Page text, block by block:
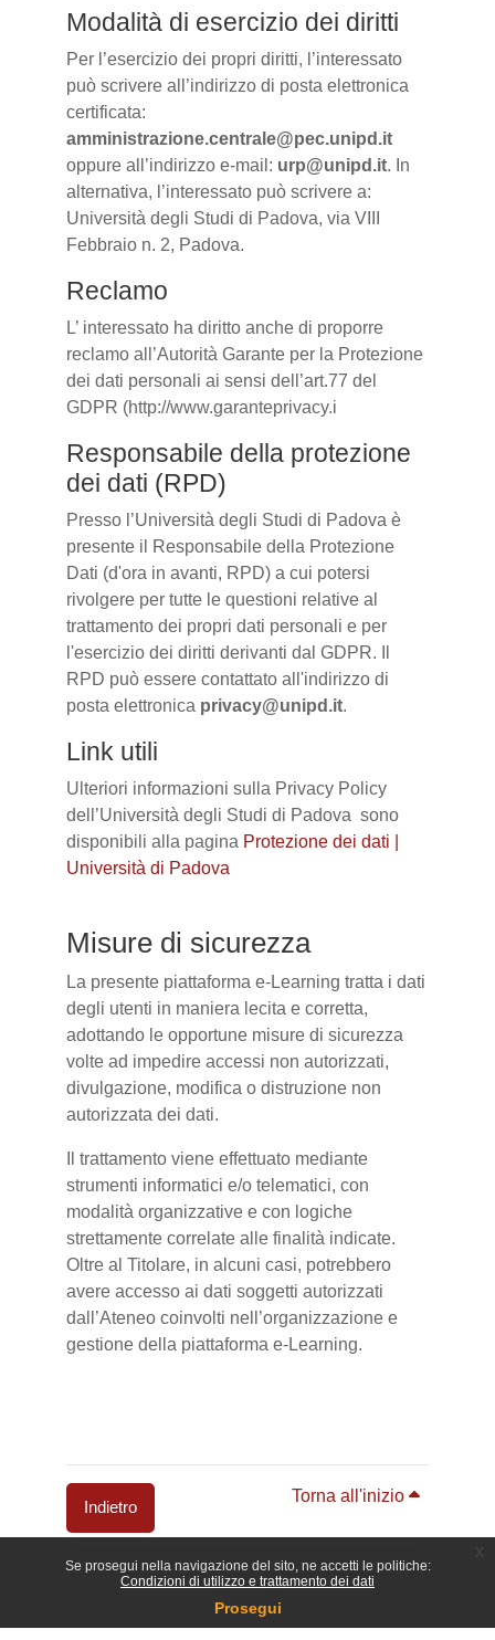
Se prosegui nella navigazione del sito, ne accetti le politiche:
Condizioni di utilizzo e trattamento dei dati
Prosegui
Modalità di esercizio dei diritti
Per l’esercizio dei propri diritti, l’interessato
può scrivere all’indirizzo di posta elettronica
certificata:
amministrazione.centrale@pec.unipd.it
oppure all’indirizzo e-mail: urp@unipd.it. In
alternativa, l’interessato può scrivere a:
Università degli Studi di Padova, via VIII
Febbraio n. 2, Padova.
Reclamo
L’ interessato ha diritto anche di proporre
reclamo all’Autorità Garante per la Protezione
dei dati personali ai sensi dell’art.77 del
GDPR (http://www.garanteprivacy.i
Responsabile della protezione
dei dati (RPD)
Presso l’Università degli Studi di Padova è
presente il Responsabile della Protezione
Dati (d'ora in avanti, RPD) a cui potersi
rivolgere per tutte le questioni relative al
trattamento dei propri dati personali e per
l'esercizio dei diritti derivanti dal GDPR. Il
RPD può essere contattato all'indirizzo di
posta elettronica privacy@unipd.it.
Link utili
Ulteriori informazioni sulla Privacy Policy
dell’Università degli Studi di Padova sono
disponibili alla pagina Protezione dei dati |
Università di Padova
Misure di sicurezza
La presente piattaforma e-Learning tratta i dati
degli utenti in maniera lecita e corretta,
adottando le opportune misure di sicurezza
volte ad impedire accessi non autorizzati,
divulgazione, modifica o distruzione non
autorizzata dei dati.
Il trattamento viene effettuato mediante
strumenti informatici e/o telematici, con
modalità organizzative e con logiche
strettamente correlate alle finalità indicate.
Oltre al Titolare, in alcuni casi, potrebbero
avere accesso ai dati soggetti autorizzati
dall’Ateneo coinvolti nell’organizzazione e
gestione della piattaforma e-Learning.
Indietro
Torna all'inizio
Blocchi